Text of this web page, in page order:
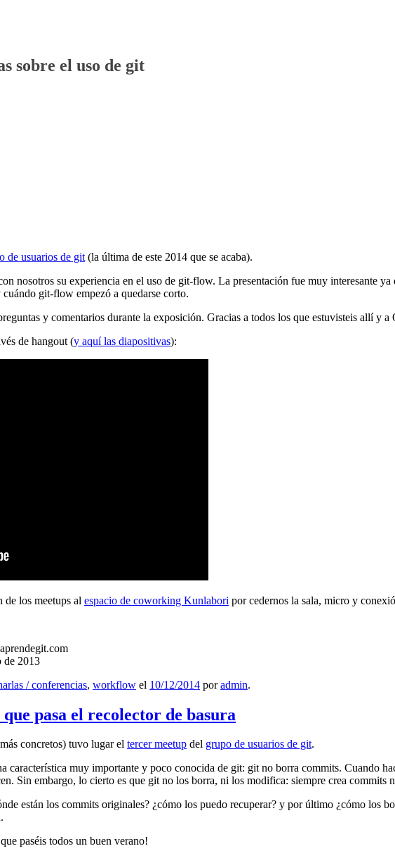
sobre el uso de git
de usuarios de git (la última de este 2014 que se acaba).
nosotros su experiencia en el uso de git-flow. La presentación fue muy interesante
git-flow empezó a quedarse corto.
y comentarios durante la exposición. Gracias a todos los que estuvisteis allí y a
de hangout (y aquí las diapositivas):
de los meetups al espacio de coworking Kunlabori por cedernos la sala, micro y
de 2013
/ conferencias, workflow el 10/12/2014 poradmin.
pasa el recolector de basura
concretos) tuvo lugar el tercer meetup del grupo de usuarios de git.
característica muy importante y poco conocida de git: git no borra commits. Cuando
Sin embargo, lo cierto es que git no los borra, ni los modifica: siempre crea commits
están los commits originales? ¿cómo los puedo recuperar? y por último ¿cómo los
paséis todos un buen verano!